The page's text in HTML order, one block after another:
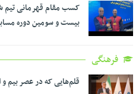
کسب مقام قهرمانی تیم
بیست و سومین دوره
فرهنگی
قلم‌هایی که در عصر بیم